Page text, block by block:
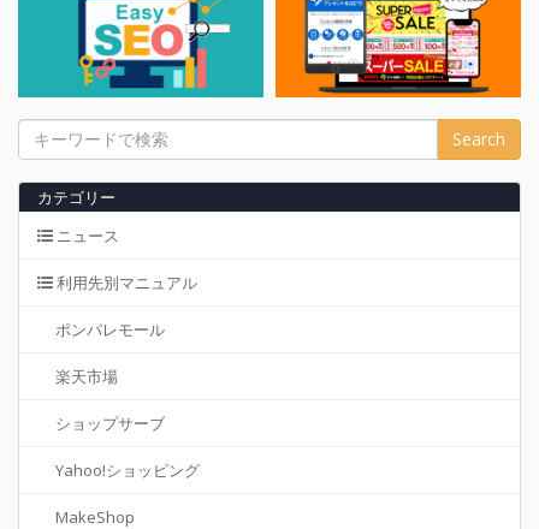
Search
カテゴリー
ニュース
利用先別マニュアル
ポンパレモール
楽天市場
ショップサーブ
Yahoo!ショッピング
MakeShop